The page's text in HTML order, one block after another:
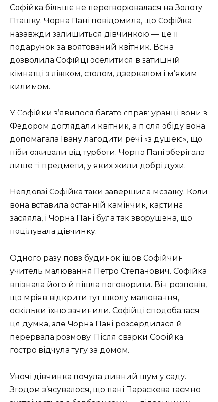
Софійка більше не перетворювалася на Золоту
Пташку. Чорна Пані повідомила, що Софійка
назавжди залишиться дівчинкою — це її
подарунок за врятований квітник. Вона
дозволила Софійці оселитися в затишній
кімнатці з ліжком, столом, дзеркалом і м’яким
килимом.
У Софійки з’явилося багато справ: уранці вони з
Федором доглядали квітник, а після обіду вона
допомагала Івану лагодити речі «з душею», що
ніби оживали від турботи. Чорна Пані зберігала
лише ті предмети, у яких жили добрі духи.
Невдовзі Софійка таки завершила мозаїку. Коли
вона вставила останній камінчик, картина
засяяла, і Чорна Пані була так зворушена, що
поцілувала дівчинку.
Одного разу повз будинок ішов Софійчин
учитель малювання Петро Степанович. Софійка
впізнала його й пішла поговорити. Він розповів,
що мріяв відкрити тут школу малювання,
оскільки їхню зачинили. Софійці сподобалася
ця думка, але Чорна Пані розсердилася й
перервала розмову. Після сварки Софійка
гостро відчула тугу за домом.
Уночі дівчинка почула дивний шум у саду.
Згодом з’ясувалося, що пані Параскева таємно